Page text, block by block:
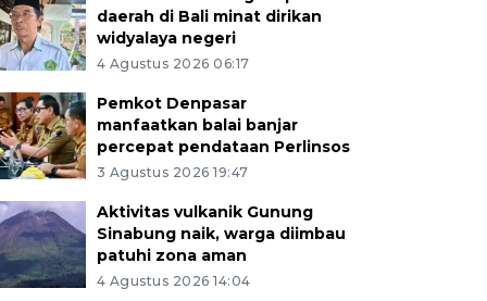
daerah di Bali minat dirikan
widyalaya negeri
4 Agustus 2026 06:17
Pemkot Denpasar
manfaatkan balai banjar
percepat pendataan Perlinsos
3 Agustus 2026 19:47
Aktivitas vulkanik Gunung
Sinabung naik, warga diimbau
patuhi zona aman
4 Agustus 2026 14:04